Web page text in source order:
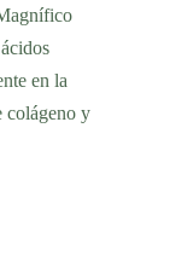
en la
colágeno y